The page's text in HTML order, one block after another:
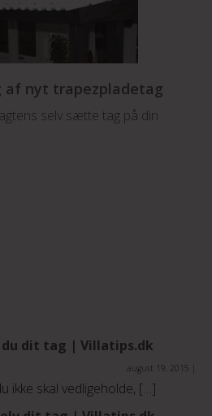
nyt trapezpladetag
selv sætte tag på din
du dit tag | Villatips.dk
august 19, 2015
ikke skal vedligeholde, […]